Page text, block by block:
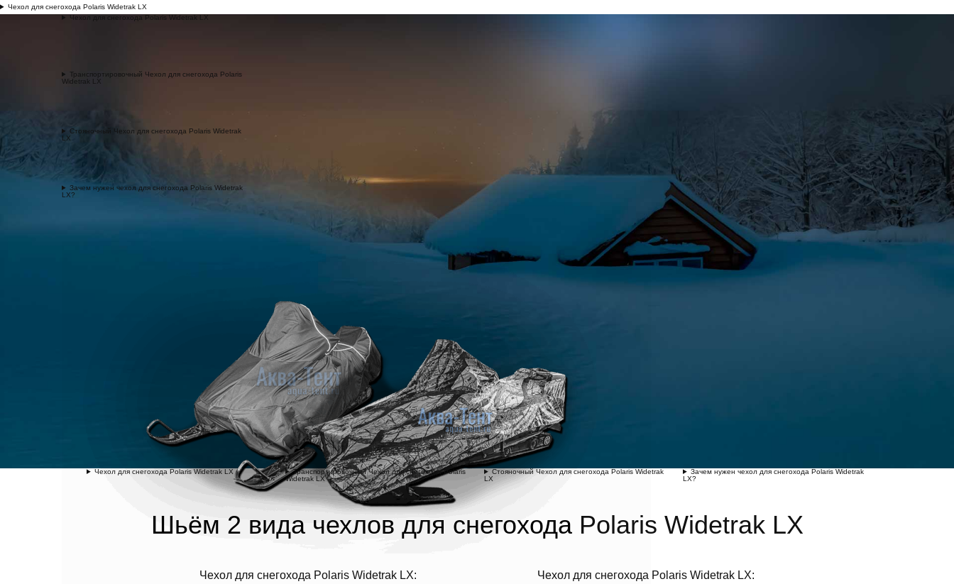
Чехол для снегохода Polaris Widetrak LX
Чехол для снегохода Polaris Widetrak LX
Транспортировочный Чехол для снегохода Polaris
Widetrak LX
Стояночный Чехол для снегохода Polaris Widetrak
LX
Зачем нужен чехол для снегохода Polaris Widetrak
LX?
Чехол для снегохода Polaris Widetrak LX
Транспортировочный Чехол для снегохода Polaris
Widetrak LX
Стояночный Чехол для снегохода Polaris Widetrak
LX
Зачем нужен чехол для снегохода Polaris Widetrak
LX?
Шьём 2 вида чехлов для снегохода Polaris Widetrak LX
Чехол для снегохода Polaris Widetrak LX:
Чехол для снегохода Polaris Widetrak LX: